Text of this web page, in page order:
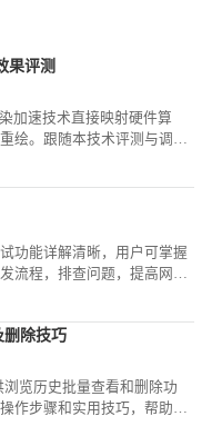
果评测
加速技术直接映射硬件算
绘。跟随本技术评测与调优
功能详解清晰，用户可掌握
流程，排查问题，提高网页
删除技巧
浏览历史批量查看和删除功
作步骤和实用技巧，帮助用